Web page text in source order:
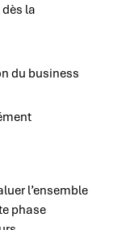
la
du business
l’ensemble
phase